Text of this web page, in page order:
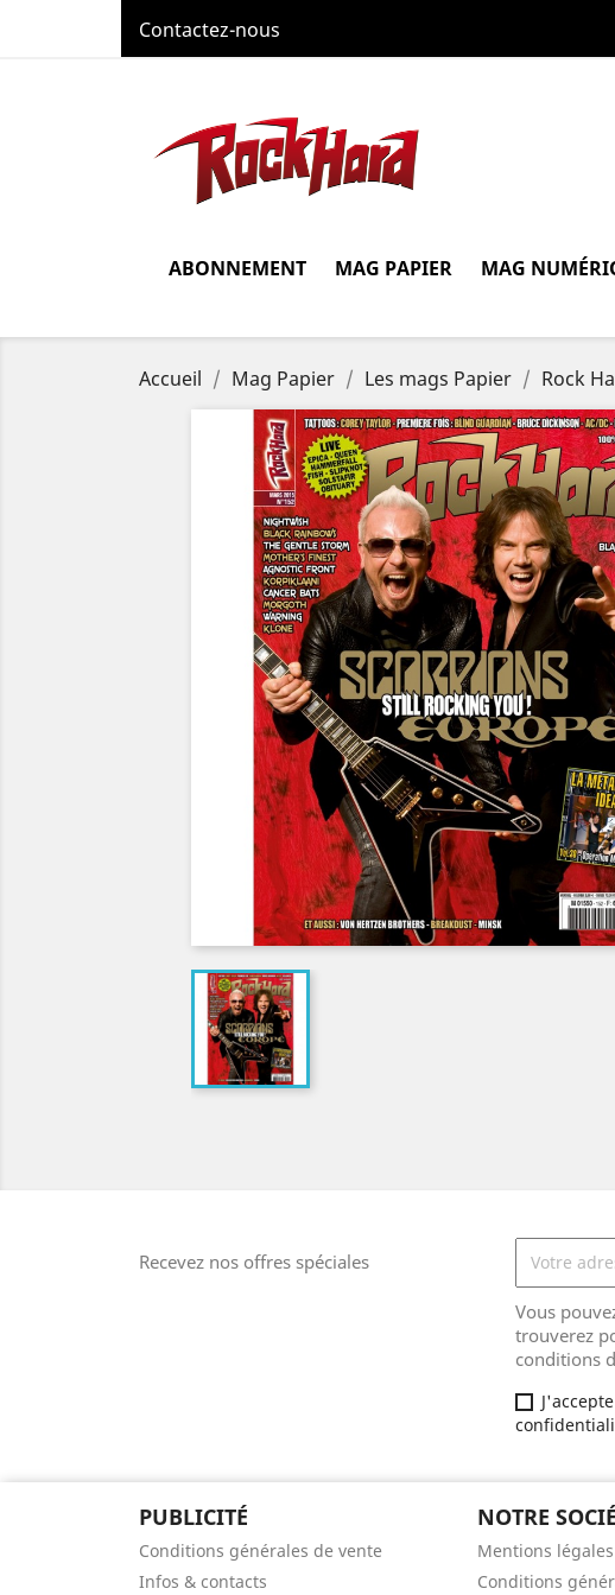
Contactez-nous
ABONNEMENT MAG PAPIER MAG
Accueil Mag Papier Les mags Papier Rock
Recevez nos offres spéciales
Vous
trouverez
conditions
PUBLICITÉ
Conditions générales de vente
Infos & contacts
NOTRE
Mentions légales
Conditions